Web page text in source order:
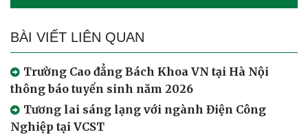
BÀI VIẾT LIÊN QUAN
Trường Cao đẳng Bách Khoa VN tại Hà Nội
thông báo tuyển sinh năm 2026
Tương lai sáng lạng với ngành Điện Công
Nghiệp tại VCST